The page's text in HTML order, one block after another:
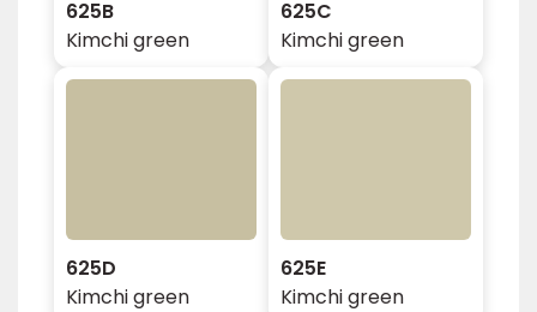
625B
Kimchi green
625C
Kimchi green
625D
Kimchi green
625E
Kimchi green